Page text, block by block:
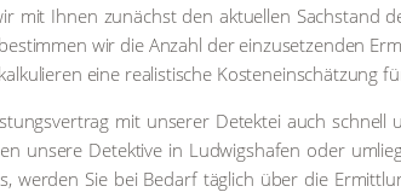
mit Ihnen zunächst den aktu­el­len Sach­stand
wir die Anzahl der ein­zu­set­zen­den
eine rea­lis­ti­sche Kos­ten­ein­schät­zung
mit unse­rer Detek­tei auch schnell
unse­re Detek­ti­ve in Lud­wigs­ha­fen oder
wer­den Sie bei Bedarf täg­lich über die